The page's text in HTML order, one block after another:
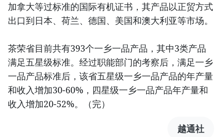
加拿大等过标准的国际有机证书，其产品以正贸方式
出口到日本、荷兰、德国、美国和澳大利亚等市场。
茶荣省目前共有393个一乡一品产品，其中3类产品
满足五星级标准。经过职能部门的考察后，满足一乡
一品产品标准后，该省五星级一乡一品产品的年产量
和收入增加30-60%，四星级一乡一品产品年产量和
收入增加20-52%。（完）
越通社